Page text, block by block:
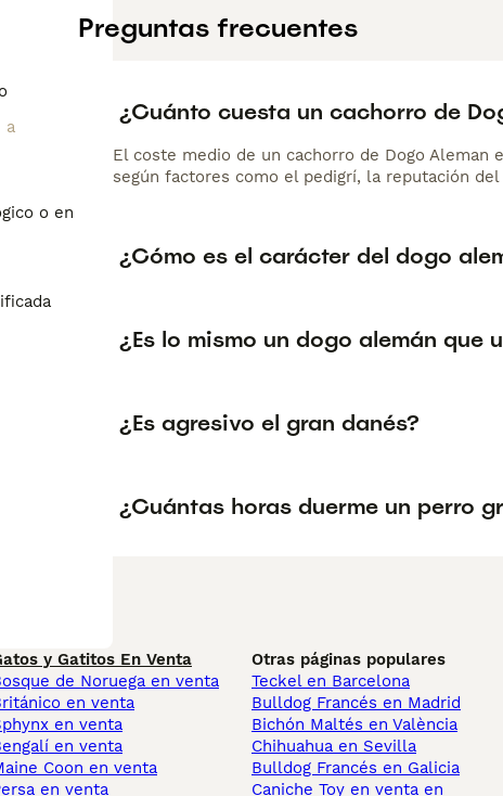
o en el
Preguntas frecuentes
¿Cuánto cuesta un cachorro de
El coste medio de un cachorro de Dogo Aleman
según factores como el pedigrí, la reputación
¿Cómo es el carácter del dogo
¿Es lo mismo un dogo alemán que
¿Es agresivo el gran danés?
¿Cuántas horas duerme un perro
y Gatitos En Venta
de Noruega en venta
en venta
en venta
en venta
Coon en venta
en venta
Otras páginas populares
Teckel en Barcelona
Bulldog Francés en Madrid
Bichón Maltés en València
Chihuahua en Sevilla
Bulldog Francés en Galicia
Caniche Toy en venta en